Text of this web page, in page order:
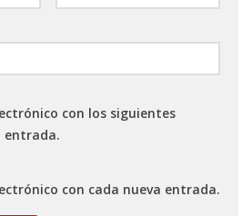
con los siguientes
entrada.
con cada nueva entrada.